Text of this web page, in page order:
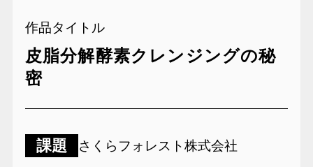
作品タイトル
皮脂分解酵素クレンジングの秘
密
課題 さくらフォレスト株式会社